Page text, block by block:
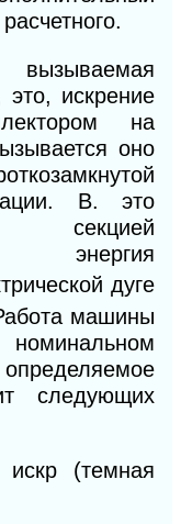
вызываемая
искрение
на
оно
В. это
секцией
энергия
дуге
машины
следующих
(темная